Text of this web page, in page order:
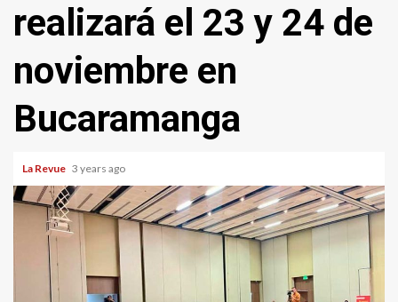
realizará el 23 y 24 de
noviembre en
Bucaramanga
La Revue 3 years ago